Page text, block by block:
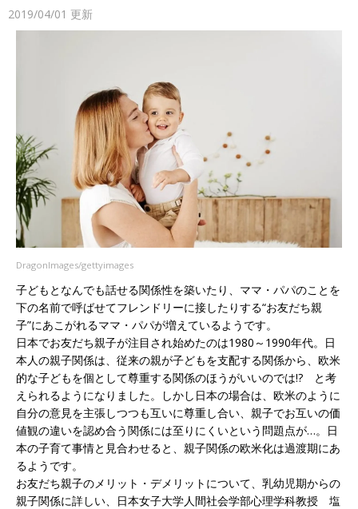
2019/04/01 更新
DragonImages/gettyimages
子どもとなんでも話せる関係性を築いたり、ママ・パパのことを
下の名前で呼ばせてフレンドリーに接したりする“お友だち親
子”にあこがれるママ・パパが増えているようです。
日本でお友だち親子が注目され始めたのは1980～1990年代。日
本人の親子関係は、従来の親が子どもを支配する関係から、欧米
的な子どもを個として尊重する関係のほうがいいのでは!? と考
えられるようになりました。しかし日本の場合は、欧米のように
自分の意見を主張しつつも互いに尊重し合い、親子でお互いの価
値観の違いを認め合う関係には至りにくいという問題点が…。日
本の子育て事情と見合わせると、親子関係の欧米化は過渡期にあ
るようです。
お友だち親子のメリット・デメリットについて、乳幼児期からの
親子関係に詳しい、日本女子大学人間社会学部心理学科教授 塩